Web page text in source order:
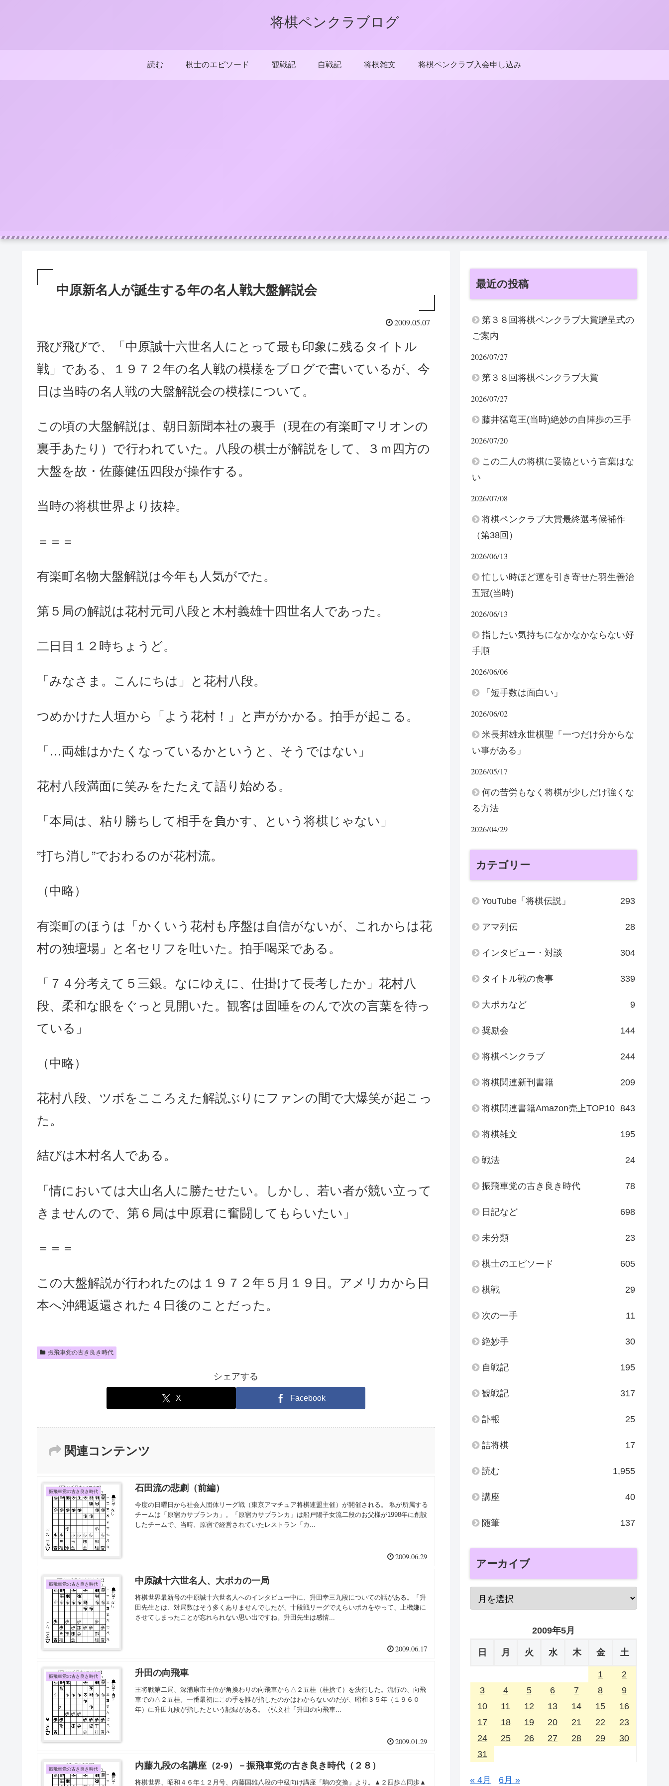
将棋ペンクラブログ
読む 棋士のエピソード 観戦記 自戦記 将棋雑文 将棋ペンクラブ入会申し込み
中原新名人が誕生する年の名人戦大盤解説会
2009.05.07
飛び飛びで、「中原誠十六世名人にとって最も印象に残るタイトル
戦」である、１９７２年の名人戦の模様をブログで書いているが、今
日は当時の名人戦の大盤解説会の模様について。
この頃の大盤解説は、朝日新聞本社の裏手（現在の有楽町マリオンの
裏手あたり）で行われていた。八段の棋士が解説をして、３ｍ四方の
大盤を故・佐藤健伍四段が操作する。
当時の将棋世界より抜粋。
＝＝＝
有楽町名物大盤解説は今年も人気がでた。
第５局の解説は花村元司八段と木村義雄十四世名人であった。
二日目１２時ちょうど。
「みなさま。こんにちは」と花村八段。
つめかけた人垣から「よう花村！」と声がかかる。拍手が起こる。
「…両雄はかたくなっているかというと、そうではない」
花村八段満面に笑みをたたえて語り始める。
「本局は、粘り勝ちして相手を負かす、という将棋じゃない」
”打ち消し”でおわるのが花村流。
（中略）
有楽町のほうは「かくいう花村も序盤は自信がないが、これからは花
村の独壇場」と名セリフを吐いた。拍手喝采である。
「７４分考えて５三銀。なにゆえに、仕掛けて長考したか」花村八
段、柔和な眼をぐっと見開いた。観客は固唾をのんで次の言葉を待っ
ている」
（中略）
花村八段、ツボをこころえた解説ぶりにファンの間で大爆笑が起こっ
た。
結びは木村名人である。
「情においては大山名人に勝たせたい。しかし、若い者が競い立って
きませんので、第６局は中原君に奮闘してもらいたい」
＝＝＝
この大盤解説が行われたのは１９７２年５月１９日。アメリカから日
本へ沖縄返還された４日後のことだった。
振飛車党の古き良き時代
シェアする
X Facebook
関連コンテンツ
振飛車党の古き良き時代 石田流の悲劇（前編）
今度の日曜日から社会人団体リーグ戦（東京アマチュア将棋連盟主催）が開催される。 私が所属する
チームは「原宿カサブランカ」。「原宿カサブランカ」は船戸陽子女流二段のお父様が1998年に創設
したチームで、当時、原宿で経営されていたレストラン「カ...
2009.06.29
振飛車党の古き良き時代 中原誠十六世名人、大ポカの一局
将棋世界最新号の中原誠十六世名人へのインタビュー中に、升田幸三九段についての話がある。「升
田先生とは、対局数はそう多くありませんでしたが、十段戦リーグでえらいポカをやって、上機嫌に
させてしまったことが忘れられない思い出ですね。升田先生は感情...
2009.06.17
振飛車党の古き良き時代 升田の向飛車
王将戦第二局、深浦康市王位が角換わりの向飛車から△２五桂（桂捨て）を決行した。流行の、向飛
車での△２五桂。一番最初にこの手を誰が指したのかはわからないのだが、昭和３５年（１９６０
年）に升田九段が指したという記録がある。（弘文社「升田の向飛車...
2009.01.29
振飛車党の古き良き時代 内藤九段の名講座（2-9）－振飛車党の古き良き時代（２８）
将棋世界、昭和４６年１２月号、内藤国雄八段の中級向け講座「駒の交換」より。▲２四歩△同歩▲
最近の投稿
第３８回将棋ペンクラブ大賞贈呈式の
ご案内
2026/07/27
第３８回将棋ペンクラブ大賞
2026/07/27
藤井猛竜王(当時)絶妙の自陣歩の三手
2026/07/20
この二人の将棋に妥協という言葉はな
い
2026/07/08
将棋ペンクラブ大賞最終選考候補作
（第38回）
2026/06/13
忙しい時ほど運を引き寄せた羽生善治
五冠(当時)
2026/06/13
指したい気持ちになかなかならない好
手順
2026/06/06
「短手数は面白い」
2026/06/02
米長邦雄永世棋聖「一つだけ分からな
い事がある」
2026/05/17
何の苦労もなく将棋が少しだけ強くな
る方法
2026/04/29
カテゴリー
YouTube「将棋伝説」 293
アマ列伝 28
インタビュー・対談 304
タイトル戦の食事 339
大ポカなど 9
奨励会 144
将棋ペンクラブ 244
将棋関連新刊書籍 209
将棋関連書籍Amazon売上TOP10 843
将棋雑文 195
戦法 24
振飛車党の古き良き時代 78
日記など 698
未分類 23
棋士のエピソード 605
棋戦 29
次の一手 11
絶妙手 30
自戦記 195
観戦記 317
訃報 25
詰将棋 17
読む 1,955
講座 40
随筆 137
アーカイブ
2009年5月
日 月 火 水 木 金 土
1
2
3
4 5 6 7 8
9
10
11 12 13 14 15
16
17
18 19 20 21 22
23
24
25 26 27 28 29
30
31
« 4月 6月 »